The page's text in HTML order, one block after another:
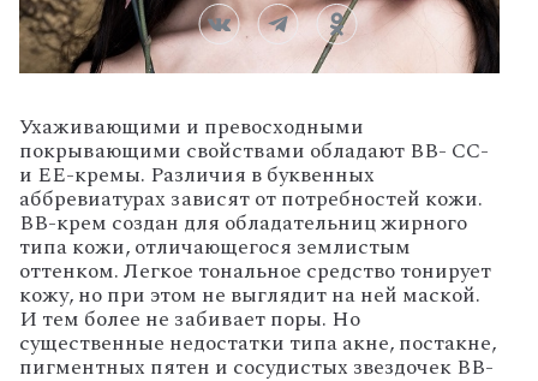
Ухаживающими и превосходными
покрывающими свойствами обладают BB- СС-
и ЕЕ-кремы. Различия в буквенных
аббревиатурах зависят от потребностей кожи.
BB-крем создан для обладательниц жирного
типа кожи, отличающегося землистым
оттенком. Легкое тональное средство тонирует
кожу, но при этом не выглядит на ней маской.
И тем более не забивает поры. Но
существенные недостатки типа акне, постакне,
пигментных пятен и сосудистых звездочек BB-